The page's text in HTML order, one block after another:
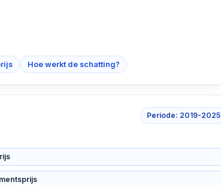
Hoe werkt de schatting?
Periode: 2019-2025